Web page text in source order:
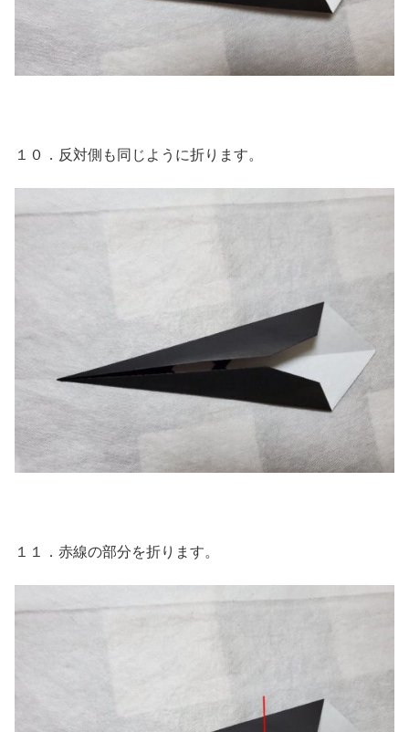
１０．反対側も同じように折ります。
１１．赤線の部分を折ります。